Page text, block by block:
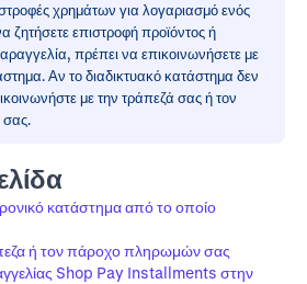
χρημάτων για λογαριασμό ενός
ζητήσετε επιστροφή προϊόντος ή
πρέπει να επικοινωνήσετε με
Αν το διαδικτυακό κατάστημα δεν
με την τράπεζά σας ή τον
κατάστημα από το οποίο
ή τον πάροχο πληρωμών σας
Shop Pay Installments στην